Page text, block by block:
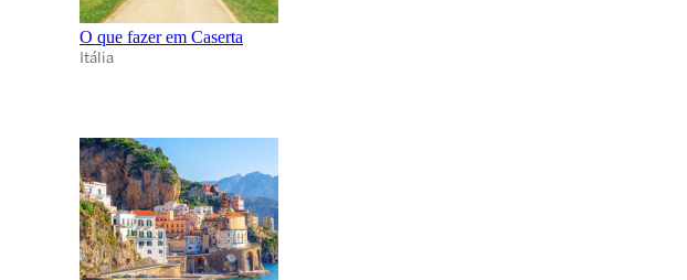
O que fazer em Caserta
Itália